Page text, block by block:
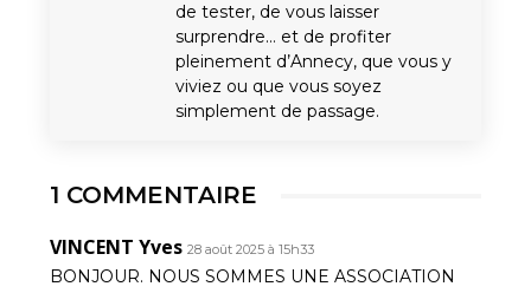
de tester, de vous laisser
surprendre… et de profiter
pleinement d’Annecy, que vous y
viviez ou que vous soyez
simplement de passage.
1 COMMENTAIRE
VINCENT Yves 28 août 2025 à 15h33
BONJOUR. NOUS SOMMES UNE ASSOCIATION